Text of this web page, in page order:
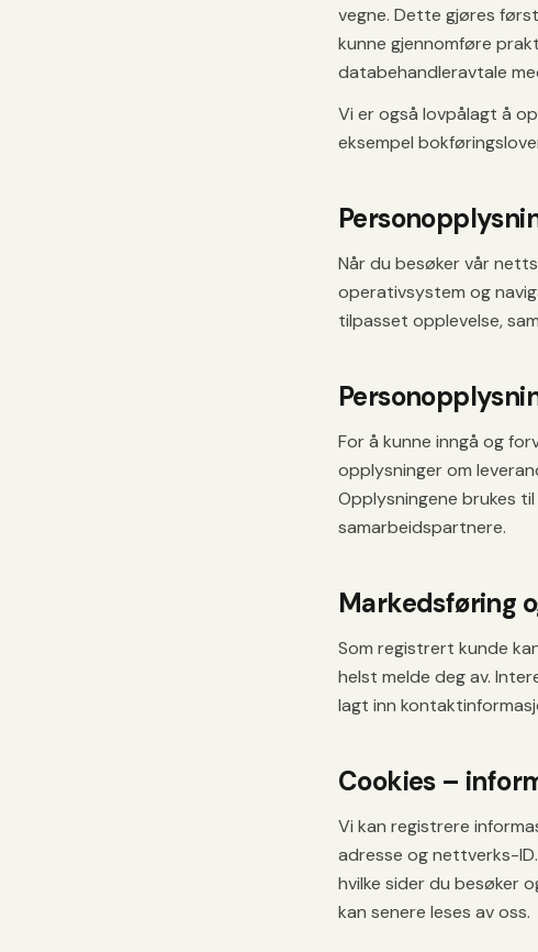
vegne. Dette gjøres
kunne gjennomføre
databehandleravtale
Vi er også lovpålagt å
eksempel
Når du besøker vår
operativsystem og
tilpasset opplevelse,
For å kunne inngå og
opplysninger om
Opplysningene brukes
samarbeidspartnere.
Markedsføring
Som registrert kunde
helst melde deg av.
lagt inn
Cookies –
Vi kan registrere
adresse og nettverks-
hvilke sider du besøker
kan senere leses av oss.